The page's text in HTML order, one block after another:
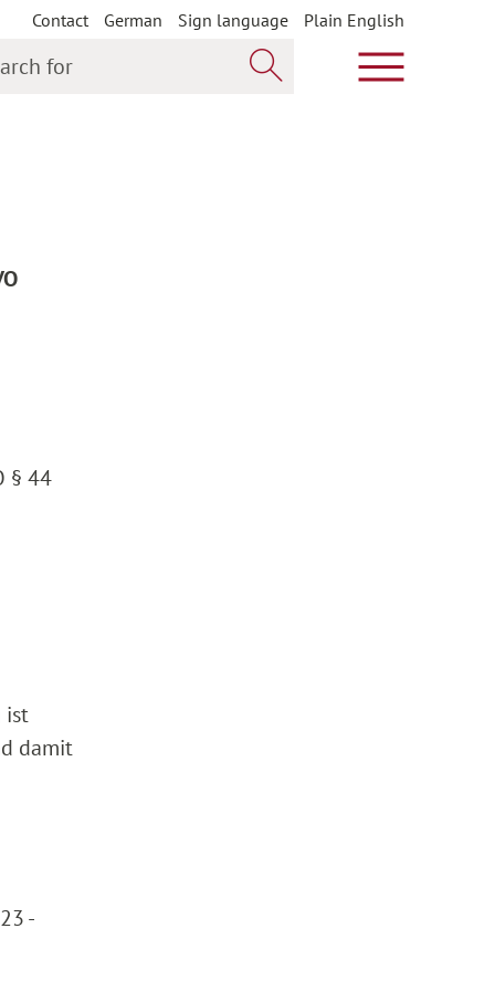
Contact German Sign language
Plain English
Show main
§ 44
ist
damit
-